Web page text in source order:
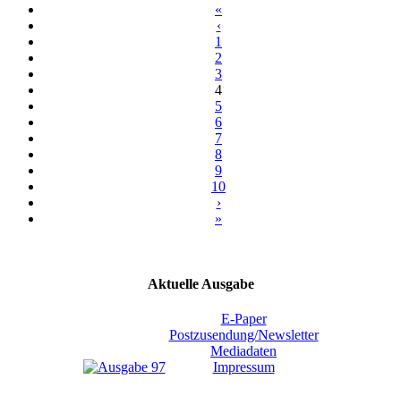
«
‹
1
2
3
4
5
6
7
8
9
10
›
»
Aktuelle Ausgabe
E-Paper
Postzusendung/Newsletter
Mediadaten
Impressum